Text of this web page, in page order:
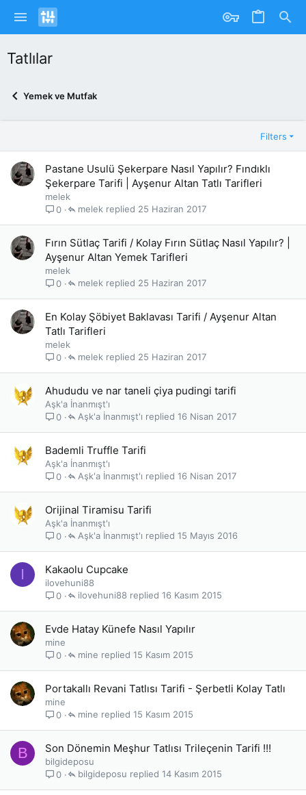
Tatlılar
Yemek ve Mutfak
Filters
Pastane Usulü Şekerpare Nasıl Yapılır? Fındıklı
Şekerpare Tarifi | Ayşenur Altan Tatlı Tarifleri
melek
0
25 Haziran 2017
melek
Fırın Sütlaç Tarifi / Kolay Fırın Sütlaç Nasıl Yapılır? |
Ayşenur Altan Yemek Tarifleri
melek
0
25 Haziran 2017
melek
En Kolay Şöbiyet Baklavası Tarifi / Ayşenur Altan
Tatlı Tarifleri
melek
0
25 Haziran 2017
melek
Ahududu ve nar taneli çiya pudingi tarifi
Aşk'a İnanmışt'ı
0
16 Nisan 2017
Aşk'a İnanmışt'ı
Bademli Truffle Tarifi
Aşk'a İnanmışt'ı
0
16 Nisan 2017
Aşk'a İnanmışt'ı
Orijinal Tiramisu Tarifi
Aşk'a İnanmışt'ı
0
15 Mayıs 2016
Aşk'a İnanmışt'ı
I Kakaolu Cupcake
ilovehuni88
0
16 Kasım 2015
ilovehuni88
Evde Hatay Künefe Nasıl Yapılır
mine
0
15 Kasım 2015
mine
Portakallı Revani Tatlısı Tarifi - Şerbetli Kolay Tatlı
mine
0
15 Kasım 2015
mine
B Son Dönemin Meşhur Tatlısı Trileçenin Tarifi !!!
bilgideposu
0
14 Kasım 2015
bilgideposu